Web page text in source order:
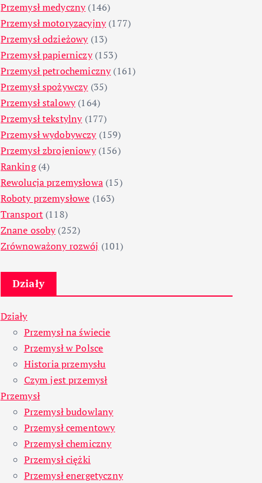
Przemysł medyczny(146)
Przemysł motoryzacyjny(177)
Przemysł odzieżowy(13)
Przemysł papierniczy(153)
Przemysł petrochemiczny(161)
Przemysł spożywczy(35)
Przemysł stalowy(164)
Przemysł tekstylny(177)
Przemysł wydobywczy(159)
Przemysł zbrojeniowy(156)
Ranking(4)
Rewolucja przemysłowa(15)
Roboty przemysłowe (163)
Transport (118)
Znane osoby(252)
Zrównoważony rozwój (101)
Działy
Działy
Przemysł na świecie
Przemysł w Polsce
Historia przemysłu
Czym jest przemysł
Przemysł
Przemysł budowlany
Przemysł cementowy
Przemysł chemiczny
Przemysł ciężki
Przemysł energetyczny